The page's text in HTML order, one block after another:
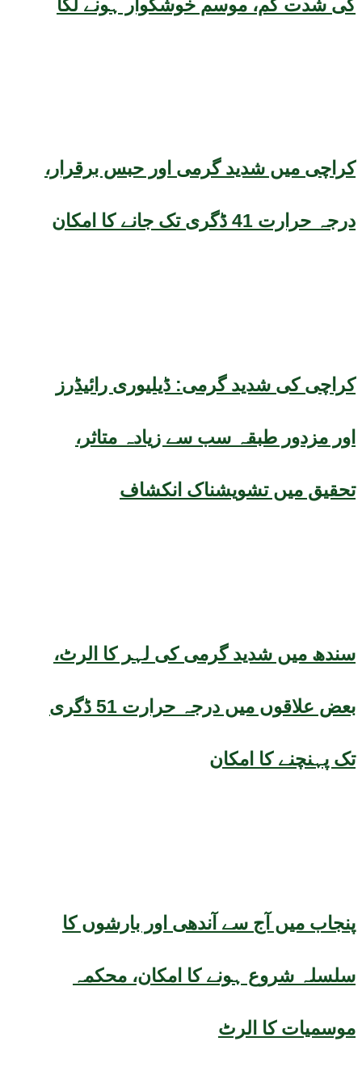
کی شدت کم، موسم خوشگوار ہونے لگا
کراچی میں شدید گرمی اور حبس برقرار،
درجہ حرارت 41 ڈگری تک جانے کا امکان
کراچی کی شدید گرمی: ڈیلیوری رائیڈرز
اور مزدور طبقہ سب سے زیادہ متاثر،
تحقیق میں تشویشناک انکشاف
سندھ میں شدید گرمی کی لہر کا الرٹ،
بعض علاقوں میں درجہ حرارت 51 ڈگری
تک پہنچنے کا امکان
پنجاب میں آج سے آندھی اور بارشوں کا
سلسلہ شروع ہونے کا امکان، محکمہ
موسمیات کا الرٹ